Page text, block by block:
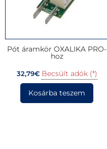
Pót áramkör OXALIKA PRO-
hoz
32,79€ Becsült adók (*)
Kosárba teszem